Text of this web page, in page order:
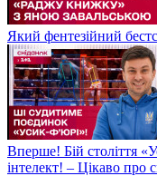
Який фентезійний
Вперше! Бій століття
інтелект! – Цікаво про